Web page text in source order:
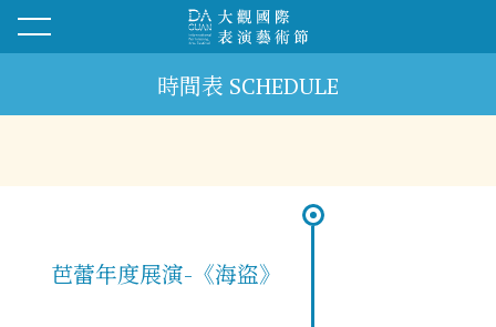
時間表 SCHEDULE
芭蕾年度展演-《海盜》